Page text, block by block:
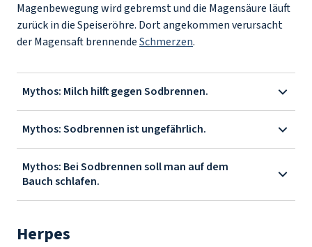
Magenbewegung wird gebremst und die Magensäure läuft
zurück in die Speiseröhre. Dort angekommen verursacht
der Magensaft brennendeSchmerzen.
Mythos: Milch hilft gegen Sodbrennen.
Mythos: Sodbrennen ist ungefährlich.
Mythos: Bei Sodbrennen soll man auf dem
Bauch schlafen.
Herpes